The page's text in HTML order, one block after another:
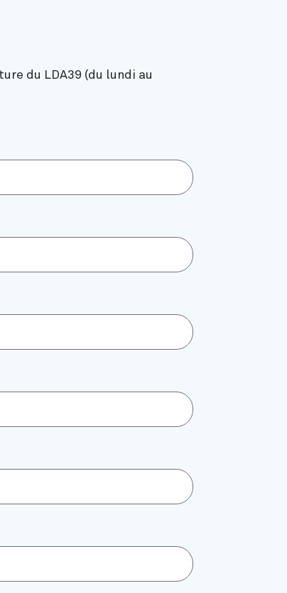
du LDA39 (du lundi au